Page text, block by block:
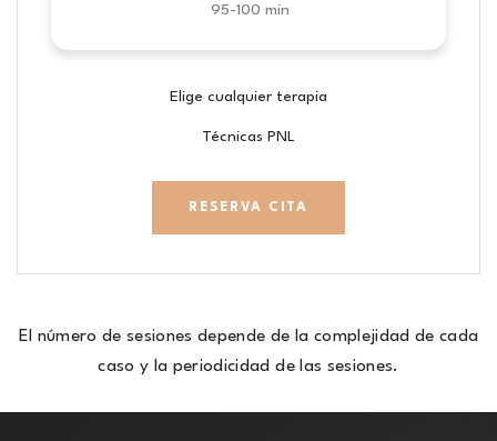
95-100 min
Elige cualquier terapia
Técnicas PNL
RESERVA CITA
El número de sesiones depende de la complejidad de cada
caso y la periodicidad de las sesiones.